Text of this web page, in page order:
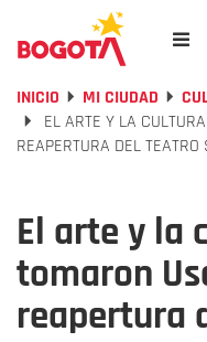
INICIO MI CIUDAD
EL ARTE Y LA
REAPERTURA DEL TEATRO
El arte y la
tomaron
reapertura